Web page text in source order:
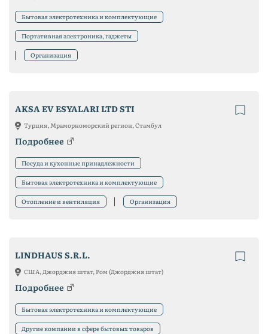
Бытовая электротехника и комплектующие
Портативная электроника, гаджеты
Организация
AKSA EV ESYALARI LTD STI
Турция, Мраморноморский регион, Стамбул
Подробнее
Посуда и кухонные принадлежности
Бытовая электротехника и комплектующие
Отопление и вентиляция Организация
LINDHAUS S.R.L.
США, Джорджия штат, Ром (Джорджия штат)
Подробнее
Бытовая электротехника и комплектующие
Другие компании в сфере бытовых товаров